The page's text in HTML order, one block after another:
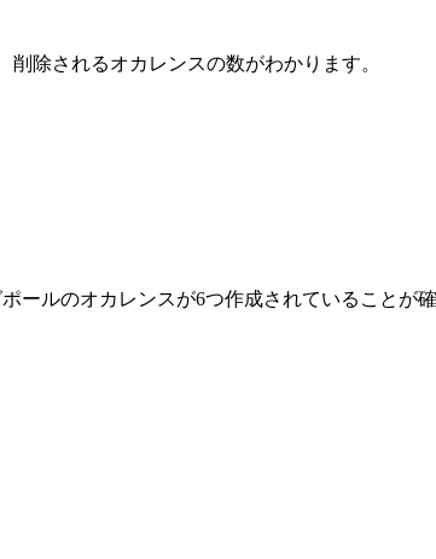
除されるオカレンスの数がわかります。
ールのオカレンスが6つ作成されていることが